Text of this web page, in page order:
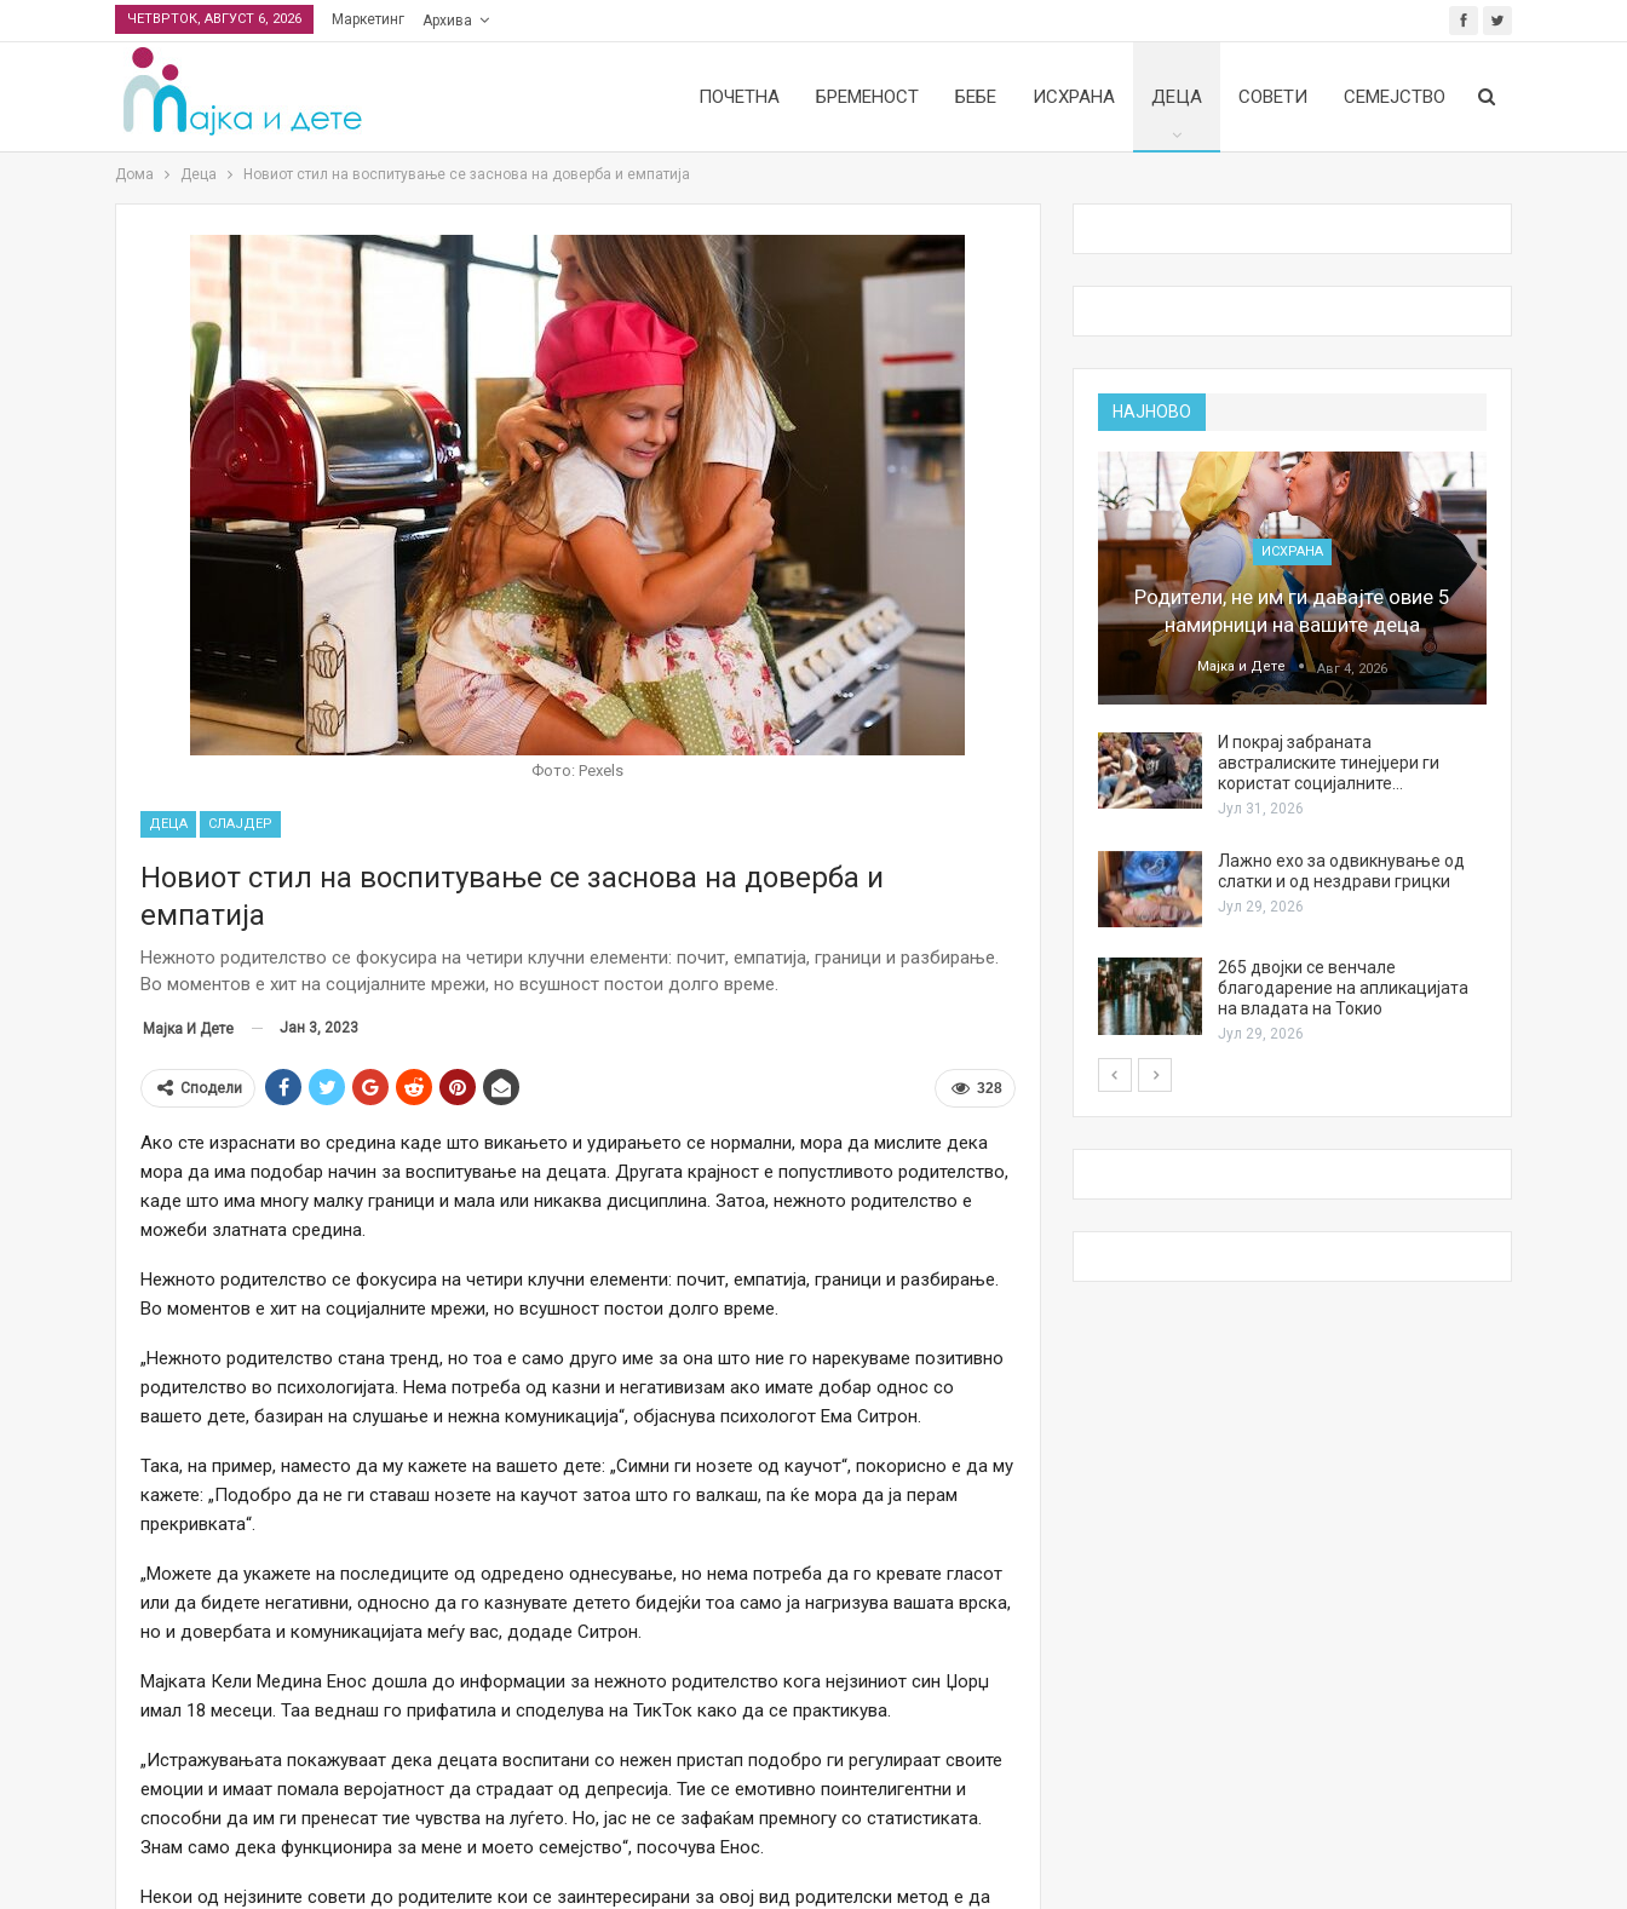
ЧЕТВРТОК, АВГУСТ 6, 2026 Маркетинг Архива
ПОЧЕТНА БРЕМЕНОСТ БЕБЕ ИСХРАНА ДЕЦА СОВЕТИ СЕМЕЈСТВО
Дома Деца Новиот стил на воспитување се заснова на доверба и емпатија
Фото: Pexels
ДЕЦА СЛАЈДЕР
Новиот стил на воспитување се заснова на доверба и
емпатија
Нежното родителство се фокусира на четири клучни елементи: почит, емпатија, граници и разбирање.
Во моментов е хит на социјалните мрежи, но всушност постои долго време.
Мајка И Дете Јан 3, 2023
328
Сподели
Ако сте израснати во средина каде што викањето и удирањето се нормални, мора да мислите дека
мора да има подобар начин за воспитување на децата. Другата крајност е попустливото родителство,
каде што има многу малку граници и мала или никаква дисциплина. Затоа, нежното родителство е
можеби златната средина.
Нежното родителство се фокусира на четири клучни елементи: почит, емпатија, граници и разбирање.
Во моментов е хит на социјалните мрежи, но всушност постои долго време.
„Нежното родителство стана тренд, но тоа е само друго име за она што ние го нарекуваме позитивно
родителство во психологијата. Нема потреба од казни и негативизам ако имате добар однос со
вашето дете, базиран на слушање и нежна комуникација“, објаснува психологот Ема Ситрон.
Така, на пример, наместо да му кажете на вашето дете: „Симни ги нозете од каучот“, покорисно е да му
кажете: „Подобро да не ги ставаш нозете на каучот затоа што го валкаш, па ќе мора да ја перам
прекривката“.
„Можете да укажете на последиците од одредено однесување, но нема потреба да го кревате гласот
или да бидете негативни, односно да го казнувате детето бидејќи тоа само ја нагризува вашата врска,
но и довербата и комуникацијата меѓу вас, додаде Ситрон.
Мајката Кели Медина Енос дошла до информации за нежното родителство кога нејзиниот син Џорџ
имал 18 месеци. Таа веднаш го прифатила и споделува на ТикТок како да се практикува.
„Истражувањата покажуваат дека децата воспитани со нежен пристап подобро ги регулираат своите
емоции и имаат помала веројатност да страдаат од депресија. Тие се емотивно поинтелигентни и
способни да им ги пренесат тие чувства на луѓето. Но, јас не се зафаќам премногу со статистиката.
Знам само дека функционира за мене и моето семејство“, посочува Енос.
Некои од нејзините совети до родителите кои се заинтересирани за овој вид родителски метод е да
НАЈНОВО
Малолетниците ќе бидат офлајн до
15-тата година: Франција воведе
забрана за…
Мајка и Дете Јул 23, 2026
Нов тест од крвта би можел да го
Австралијка роди четири
идентични ќерки: Чудо што се
ИСХРАНА
Родители, не им ги давајте овие 5
намирници на вашите деца
Мајка и Дете Авг 4, 2026
И покрај забраната
австралиските тинејџери ги
користат социјалните…
Јул 31, 2026
Лажно ехо за одвикнување од
слатки и од нездрави грицки
Јул 29, 2026
265 двојки се венчале
благодарение на апликацијата
на владата на Токио
Јул 29, 2026